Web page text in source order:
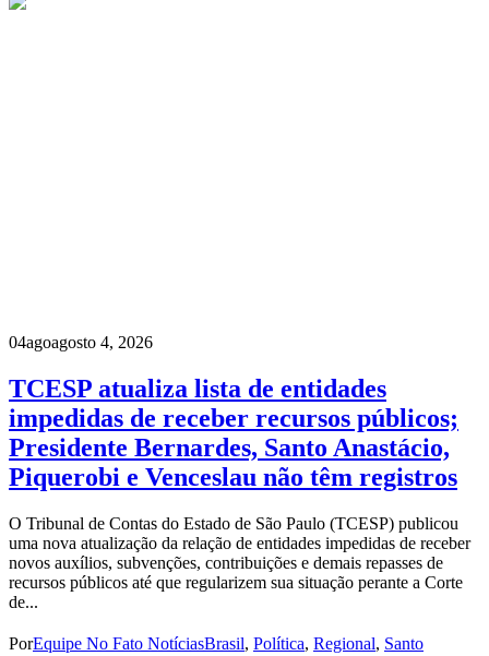
04agoagosto 4, 2026
TCESP atualiza lista de entidades
impedidas de receber recursos públicos;
Presidente Bernardes, Santo Anastácio,
Piquerobi e Venceslau não têm registros
O Tribunal de Contas do Estado de São Paulo (TCESP) publicou
uma nova atualização da relação de entidades impedidas de receber
novos auxílios, subvenções, contribuições e demais repasses de
recursos públicos até que regularizem sua situação perante a Corte
de...
PorEquipe No Fato NotíciasBrasil, Política, Regional, Santo